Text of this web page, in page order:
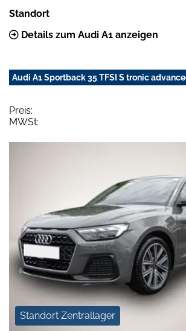
Standort
Details zum Audi A1 anzeigen
Audi A1 Sportback 35 TFSI S tronic
Preis:
MWSt:
Standort Zentrallager